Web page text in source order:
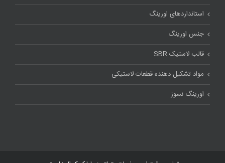
استاندارد‌های اورینگ
جنس اورینگ
قالب لاستیک SBR
مواد تشکیل دهنده قطعات لاستیکی
اورینگ نسوز